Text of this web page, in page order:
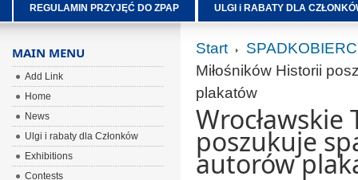
REGULAMIN PRZYJĘĆ DO ZPAP ULGI i RABATY DLA
Start
Miłośników Historii
plakatów
poszukuje
autorów
MAIN MENU
Add Link
Home
News
Ulgi i rabaty dla Członków
Exhibitions
Contests